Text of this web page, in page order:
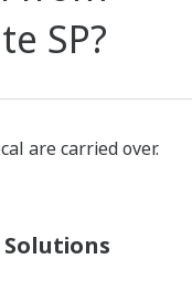
SP?
are carried over.